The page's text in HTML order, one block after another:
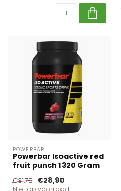
POWERBAR
Powerbar Isoactive red
fruit punch 1320 Gram
€31,79 €28,90
Niet op voorraad